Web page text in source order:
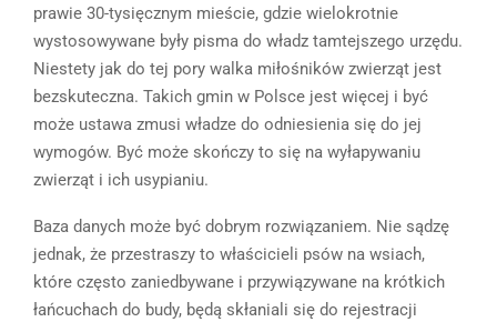
prawie 30-tysięcznym mieście, gdzie wielokrotnie
wystosowywane były pisma do władz tamtejszego urzędu.
Niestety jak do tej pory walka miłośników zwierząt jest
bezskuteczna. Takich gmin w Polsce jest więcej i być
może ustawa zmusi władze do odniesienia się do jej
wymogów. Być może skończy to się na wyłapywaniu
zwierząt i ich usypianiu.
Baza danych może być dobrym rozwiązaniem. Nie sądzę
jednak, że przestraszy to właścicieli psów na wsiach,
które często zaniedbywane i przywiązywane na krótkich
łańcuchach do budy, będą skłaniali się do rejestracji